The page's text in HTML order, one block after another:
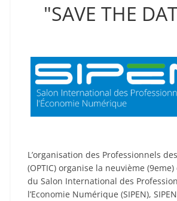
"SAVE THE
L’organisation des Professionnels
(OPTIC) organise la neuvième
du Salon International des
l’Economie Numérique (SIPEN),